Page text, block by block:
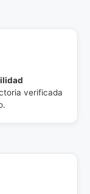
verificada